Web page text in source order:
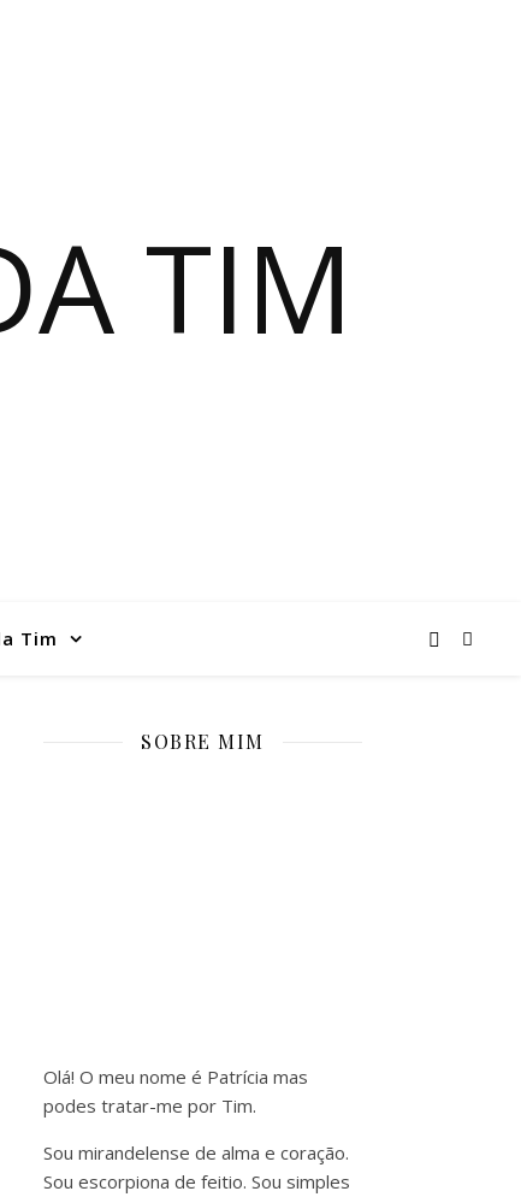
TIM
Tim
SOBRE MIM
Olá! O meu nome é Patrícia mas
podes tratar-me por Tim.
Sou mirandelense de alma e coração.
Sou escorpiona de feitio. Sou simples